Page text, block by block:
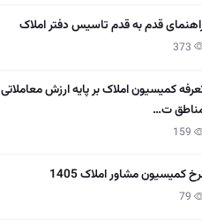
قدم به قدم تاسیس دفتر املاک
کمیسیون املاک بر پایه ارزش معاملاتی
ت…
کمیسیون مشاور املاک 1405